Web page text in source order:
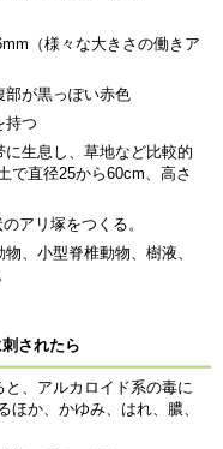
（様々な大きさの働きア
が黒っぽい赤色
持つ
生息し、草地など比較的
で直径25から60cm、高さ
リ塚をつくる。
、小型脊椎動物、樹液、
されたら
、アルカロイド系の毒に
ほか、かゆみ、はれ、膿、